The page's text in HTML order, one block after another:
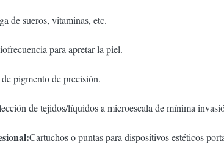
de sueros, vitaminas, etc.
para apretar la piel.
pigmento de precisión.
de tejidos/líquidos a microescala de mínima
Cartuchos o puntas para dispositivos estéticos